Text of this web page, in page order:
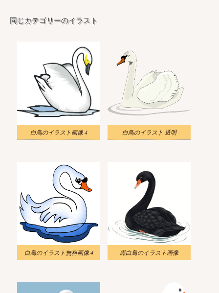
同じカテゴリーのイラスト
白鳥のイラスト画像 4 白鳥のイラスト 透明
白鳥のイラスト無料画像 4 黒白鳥のイラスト画像